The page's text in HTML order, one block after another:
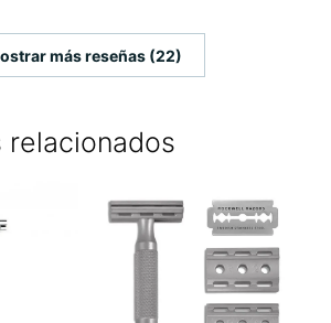
más reseñas (22)
relacionados